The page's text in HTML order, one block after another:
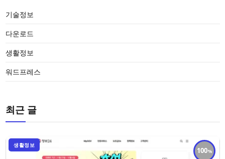
기술정보
다운로드
생활정보
워드프레스
최근 글
100
생활정보